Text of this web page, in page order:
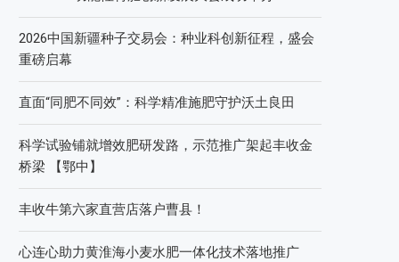
2026中国新疆种子交易会：种业科创新征程，盛会
重磅启幕
直面“同肥不同效”：科学精准施肥守护沃土良田
科学试验铺就增效肥研发路，示范推广架起丰收金
桥梁 【鄂中】
丰收牛第六家直营店落户曹县！
心连心助力黄淮海小麦水肥一体化技术落地推广